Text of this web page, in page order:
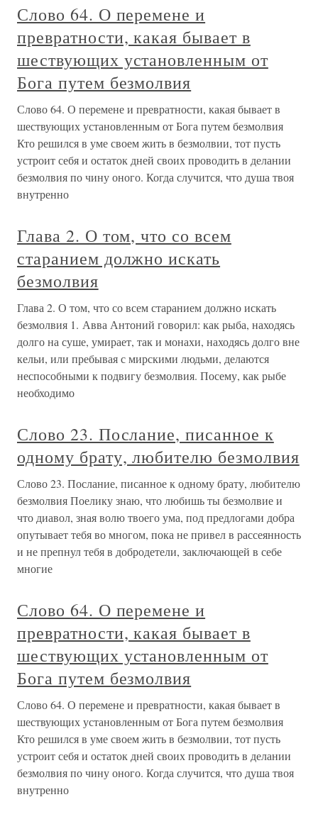
Слово 64. О перемене и
превратности, какая бывает в
шествующих установленным от
Бога путем безмолвия
Слово 64. О перемене и превратности, какая бывает в
шествующих установленным от Бога путем безмолвия
Кто решился в уме своем жить в безмолвии, тот пусть
устроит себя и остаток дней своих проводить в делании
безмолвия по чину оного. Когда случится, что душа твоя
внутренно
Глава 2. О том, что со всем
старанием должно искать
безмолвия
Глава 2. О том, что со всем старанием должно искать
безмолвия 1. Авва Антоний говорил: как рыба, находясь
долго на суше, умирает, так и монахи, находясь долго вне
кельи, или пребывая с мирскими людьми, делаются
неспособными к подвигу безмолвия. Посему, как рыбе
необходимо
Слово 23. Послание, писанное к
одному брату, любителю безмолвия
Слово 23. Послание, писанное к одному брату, любителю
безмолвия Поелику знаю, что любишь ты безмолвие и
что диавол, зная волю твоего ума, под предлогами добра
опутывает тебя во многом, пока не привел в рассеянность
и не препнул тебя в добродетели, заключающей в себе
многие
Слово 64. О перемене и
превратности, какая бывает в
шествующих установленным от
Бога путем безмолвия
Слово 64. О перемене и превратности, какая бывает в
шествующих установленным от Бога путем безмолвия
Кто решился в уме своем жить в безмолвии, тот пусть
устроит себя и остаток дней своих проводить в делании
безмолвия по чину оного. Когда случится, что душа твоя
внутренно